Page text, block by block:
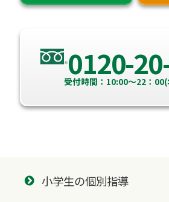
0120-
受付時間：10:00～22：
小学生の個別指導